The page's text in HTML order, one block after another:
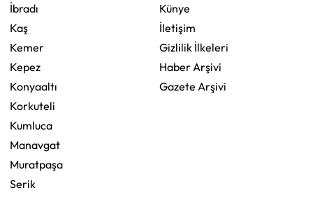
İbradı
Kaş
Kemer
Kepez
Konyaaltı
Korkuteli
Kumluca
Manavgat
Muratpaşa
Serik
Künye
İletişim
Gizlilik İlkeleri
Haber Arşivi
Gazete Arşivi